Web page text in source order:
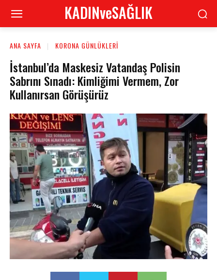
KADINveSAĞLIK
ANA SAYFA KORONA GÜNLÜKLERI
İstanbul’da Maskesiz Vatandaş Polisin
Sabrını Sınadı: Kimliğimi Vermem, Zor
Kullanırsan Görüşürüz